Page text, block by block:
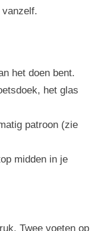
het doen bent.
het glas
patroon (zie
midden in je
Twee voeten op